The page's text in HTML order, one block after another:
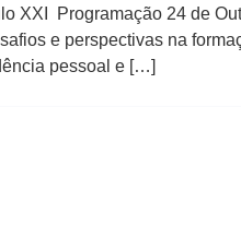
XXI Programação 24 de
e perspectivas na
pessoal e […]